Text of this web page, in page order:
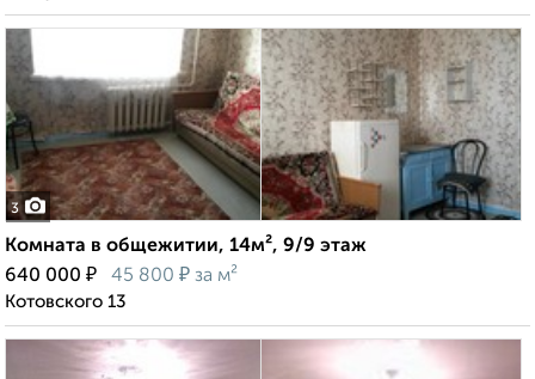
3
Комната в общежитии, 14м², 9/9 этаж
640 000 ₽ 45 800 ₽ за м²
Котовского 13